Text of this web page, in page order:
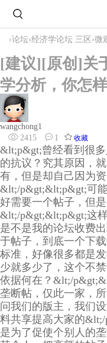
›论坛›经济学论坛 三区 ›微
[建议][原创]关
学分析，你怎
wangchong1
2415
1 收藏
&lt;p&gt;曾经看到很
的抗议？究其原因，
有，但是却自己因为
&lt;/p&gt;&lt;p&gt;可
好需要一个帖子，但
&lt;/p&gt;&lt;p&gt;这
是不是我的论坛收费
于帖子，到底一个下
标准，好像很多都是
少就多少了，这个不
依据何在？&lt;/
垄断帖，仅此一家，
问我们的版主，我们
料共享提高大家的
是为了促使个别人的